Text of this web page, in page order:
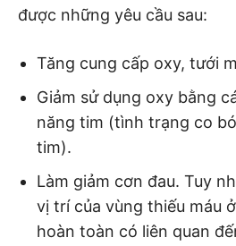
được những yêu cầu sau:
Tăng cung cấp oxy, tưới
Giảm sử dụng oxy bằng
năng tim (tình trạng co
tim).
Làm giảm cơn đau. Tuy
vị trí của vùng thiếu máu
hoàn toàn có liên quan